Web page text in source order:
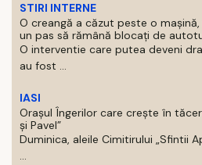
STIRI INTERNE
O creangă a căzut peste o
un pas să rămână blocați de
O interventie care putea deveni
au fost ...
IASI
Orașul Îngerilor care crește în
și Pavel”
Duminica, aleile Cimitirului „Sfintii
...